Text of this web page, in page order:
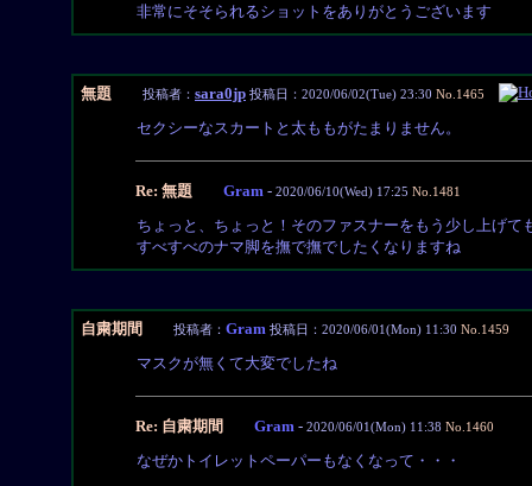
非常にそそられるショットをありがとうございます
無題 投稿者： sara0jp 投稿日：2020/06/02(Tue) 23:30 No.1465
セクシーなスカートと太ももがたまりません。
Re: 無題 Gram - 2020/06/10(Wed) 17:25 No.1481
ちょっと、ちょっと！そのファスナーをもう少し上げて
すべすべのナマ脚を撫で撫でしたくなりますね
自粛期間 投稿者： Gram 投稿日：2020/06/01(Mon) 11:30 No.1459
マスクが無くて大変でしたね
Re: 自粛期間 Gram - 2020/06/01(Mon) 11:38 No.1460
なぜかトイレットペーパーもなくなって・・・